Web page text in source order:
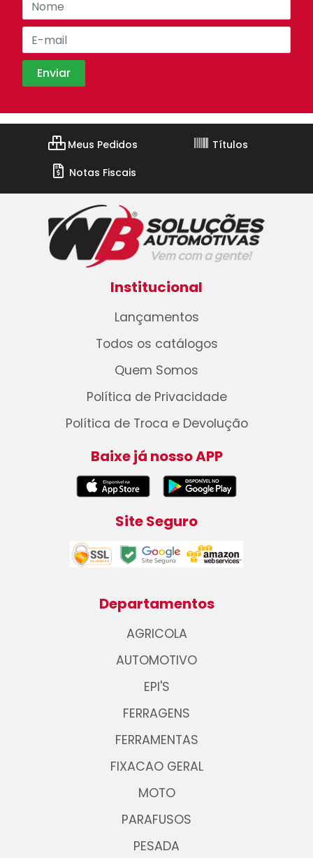
Meus Pedidos
Títulos
Notas Fiscais
Institucional
Lançamentos
Todos os catálogos
Quem Somos
Política de Privacidade
Política de Troca e Devolução
Baixe já nosso APP
Site Seguro
Departamentos
AGRICOLA
AUTOMOTIVO
EPI'S
FERRAGENS
FERRAMENTAS
FIXACAO GERAL
MOTO
PARAFUSOS
PESADA